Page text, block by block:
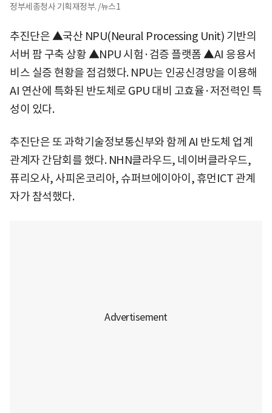
정부세종청사 기획재정부. /뉴스1
추진단은 ▲국산 NPU(Neural Processing Unit) 기반의
서버 팜 구축 상황 ▲NPU 시험·검증 플랫폼 ▲AI 응용서
비스 실증 현황을 점검했다. NPU는 인공신경망을 이용해
AI 연산에 특화된 반도체로 GPU 대비 고효율·저전력인 특
성이 있다.
추진단은 또 과학기술정보통신부와 함께 AI 반도체 업계
관계자 간담회를 했다. NHN클라우드, 네이버클라우드,
퓨리오사, 사피온코리아, 슈퍼브에이아이, 휴먼ICT 관계
자가 참석했다.